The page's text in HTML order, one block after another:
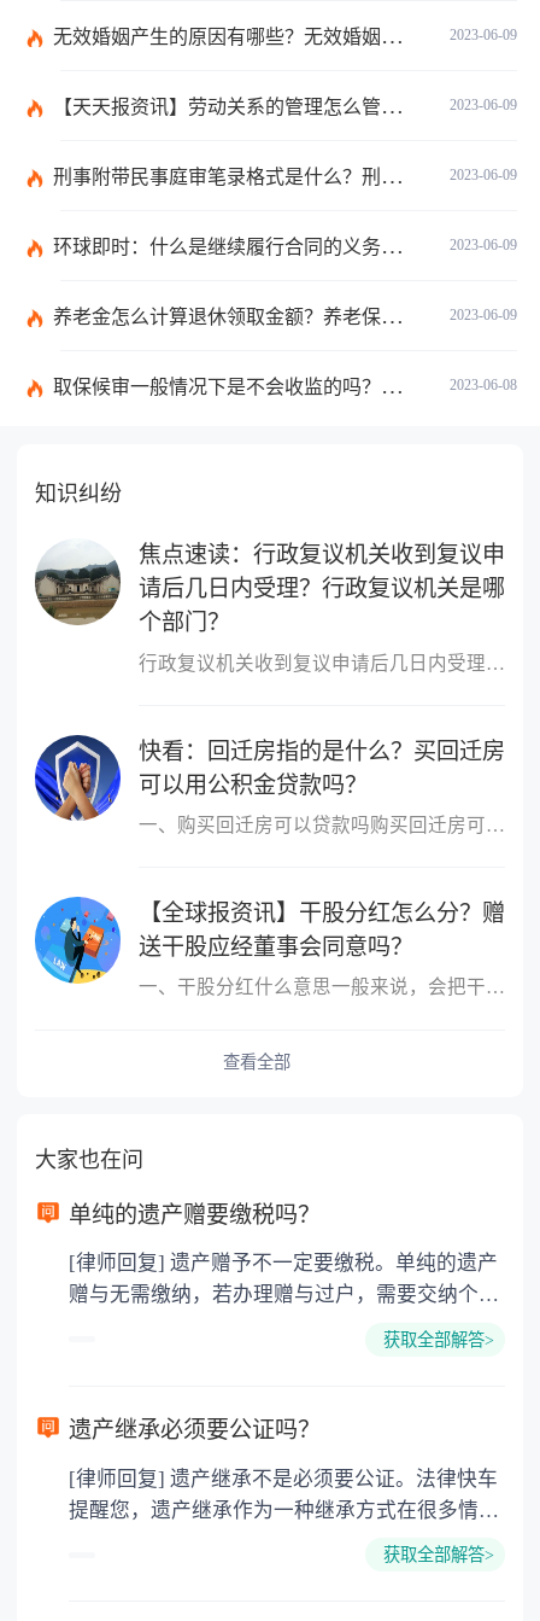
2023-06-09
无效婚姻产生的原因有哪些？无效婚姻出轨可以要求赔偿吗？ 当前滚动
2023-06-09
【天天报资讯】劳动关系的管理怎么管理？事实劳动关系的经济补偿金是什么？
2023-06-09
刑事附带民事庭审笔录格式是什么？刑事附带民事庭审笔录是什么？ 观焦点
2023-06-09
环球即时：什么是继续履行合同的义务？合同终止与合同解除的区别有哪些？
2023-06-09
养老金怎么计算退休领取金额？养老保险领取条件是什么？
2023-06-08
取保候审一般情况下是不会收监的吗？取保候审的条件是什么？ 世界热讯
知识纠纷
焦点速读：行政复议机关收到复议申
请后几日内受理？行政复议机关是哪
个部门？
行政复议机关收到复议申请后几日内受理行政复议机关收到复议申请后5
快看：回迁房指的是什么？买回迁房
可以用公积金贷款吗？
一、购买回迁房可以贷款吗购买回迁房可以贷款，但不是所有的回迁房
【全球报资讯】干股分红怎么分？赠
送干股应经董事会同意吗？
一、干股分红什么意思一般来说，会把干股当做分红的股票分出去，其
查看全部
大家也在问
单纯的遗产赠要缴税吗？
[律师回复] 遗产赠予不一定要缴税。单纯的遗产
赠与无需缴纳，若办理赠与过户，需要交纳个人
所得税、契税和公证费。赠与过户是没有增值税
要缴纳公证费，具体如下： 1. 公证费：按房
3. 印花税：按房屋评估价的0.05%缴纳 4. 土
地增值税：按房价1%缴纳 5. 房屋产权登记费：
获取全部解答>
遗产继承必须要公证吗？
[律师回复] 遗产继承不是必须要公证。法律快车
提醒您，遗产继承作为一种继承方式在很多情况
下都是不需要公证的，当然，如果需要公正的也
获取全部解答>